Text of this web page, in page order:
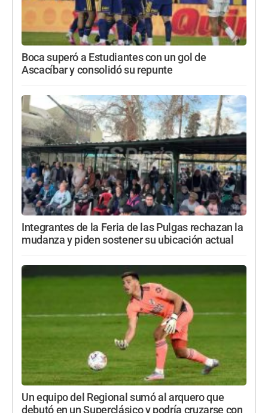
Boca superó a Estudiantes con un gol de
Ascacíbar y consolidó su repunte
Integrantes de la Feria de las Pulgas rechazan la
mudanza y piden sostener su ubicación actual
Un equipo del Regional sumó al arquero que
debutó en un Superclásico y podría cruzarse con